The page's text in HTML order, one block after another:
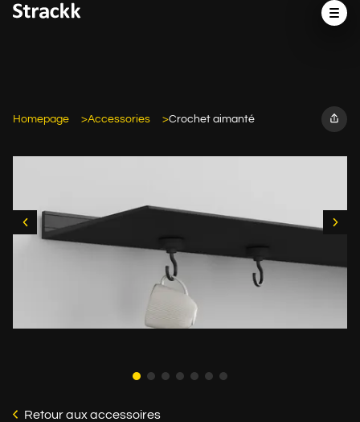
Homepage Accessories Crochet aimanté
Retour aux accessoires